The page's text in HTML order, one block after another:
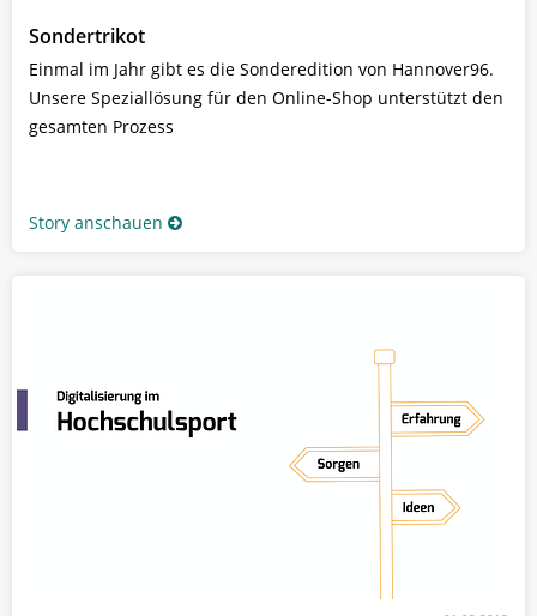
Sondertrikot
Einmal im Jahr gibt es die Sonderedition von Hannover96.
Unsere Speziallösung für den Online-Shop unterstützt den
gesamten Prozess
Story anschauen